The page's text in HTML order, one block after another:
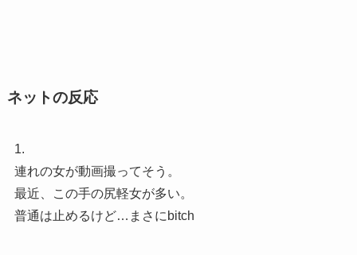
ネットの反応
1.
連れの女が動画撮ってそう。
最近、この手の尻軽女が多い。
普通は止めるけど…まさにbitch